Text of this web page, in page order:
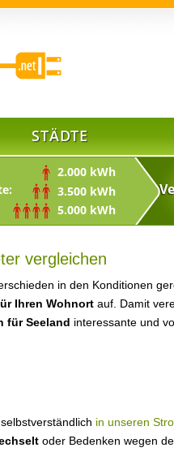
STÄDTE
2.000 kWh
3.500 kWh
5.000 kWh
vergleichen
in den Konditionen
Ihren Wohnort auf. Damit
für Seeland interessante und
selbstverständlich in unseren
oder Bedenken wegen